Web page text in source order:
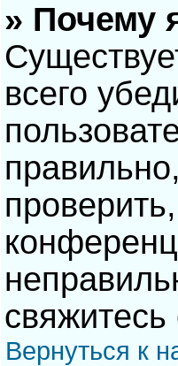
» Почему
всего
Вернуться к